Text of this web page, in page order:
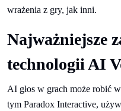
wrażenia z gry, jak inni.
Najważniejsze
technologii AI
AI głos w grach może robić
tym Paradox Interactive,